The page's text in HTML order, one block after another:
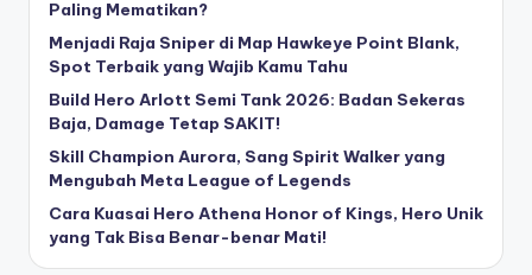
Paling Mematikan?
Menjadi Raja Sniper di Map Hawkeye Point Blank,
Spot Terbaik yang Wajib Kamu Tahu
Build Hero Arlott Semi Tank 2026: Badan Sekeras
Baja, Damage Tetap SAKIT!
Skill Champion Aurora, Sang Spirit Walker yang
Mengubah Meta League of Legends
Cara Kuasai Hero Athena Honor of Kings, Hero Unik
yang Tak Bisa Benar-benar Mati!